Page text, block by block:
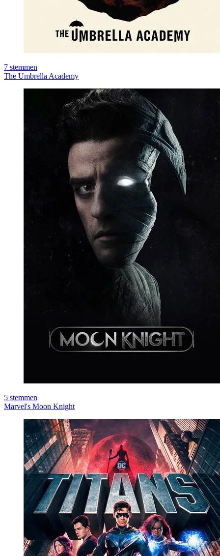
7 stemmen
The Umbrella Academy
5 stemmen
Marvel's Moon Knight